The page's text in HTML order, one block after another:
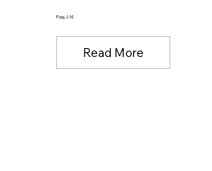
Puig, J. M.
Read More